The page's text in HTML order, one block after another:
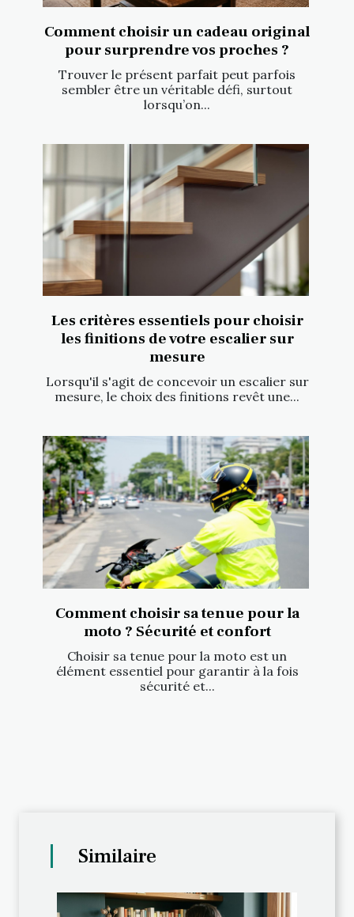
Comment choisir un cadeau original
pour surprendre vos proches ?
Trouver le présent parfait peut parfois
sembler être un véritable défi, surtout
lorsqu’on...
Les critères essentiels pour choisir
les finitions de votre escalier sur
mesure
Lorsqu'il s'agit de concevoir un escalier sur
mesure, le choix des finitions revêt une...
Comment choisir sa tenue pour la
moto ? Sécurité et confort
Choisir sa tenue pour la moto est un
élément essentiel pour garantir à la fois
sécurité et...
Similaire